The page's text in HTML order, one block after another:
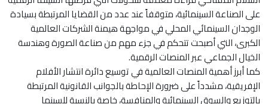
على الصناعة السينمائية، متوقفاً عند عدد من القضايا المرتبطة بسيادة
الوجدان السينمائي المحلي في مواجهة هيمنة الشركات العالمية
الكبرى، التي أصبحت تتحكم في جزء مهم من صناعة الصورة وهندسة
الخيال الجماعي عبر المنصات الرقمية.
كما أبرز أهمية المنصات العالمية في توسيع دائرة انتشار الأفلام
الإفريقية، مشدداً على ضرورة الإحاطة بالجوانب القانونية المرتبطة
بالتوزيع والسوق السينمائية والمنافسة، خاصة بالنسبة للسينما